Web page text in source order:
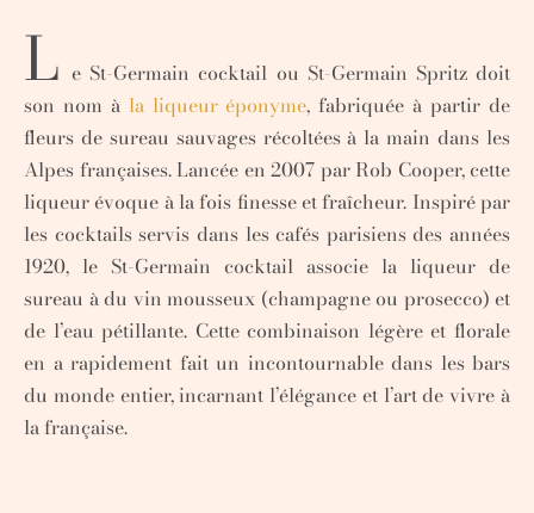
L e St-Germain cocktail ou St-Germain Spritz doit
son nom à la liqueur éponyme, fabriquée à partir de
fleurs de sureau sauvages récoltées à la main dans les
Alpes françaises. Lancée en 2007 par Rob Cooper, cette
liqueur évoque à la fois finesse et fraîcheur. Inspiré par
les cocktails servis dans les cafés parisiens des années
1920, le St-Germain cocktail associe la liqueur de
sureau à du vin mousseux (champagne ou prosecco) et
de l’eau pétillante. Cette combinaison légère et florale
en a rapidement fait un incontournable dans les bars
du monde entier, incarnant l’élégance et l’art de vivre à
la française.